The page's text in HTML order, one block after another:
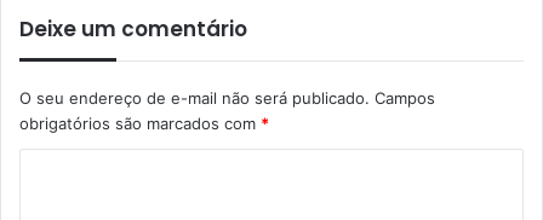
Deixe um comentário
O seu endereço de e-mail não será publicado. Campos
obrigatórios são marcados com *